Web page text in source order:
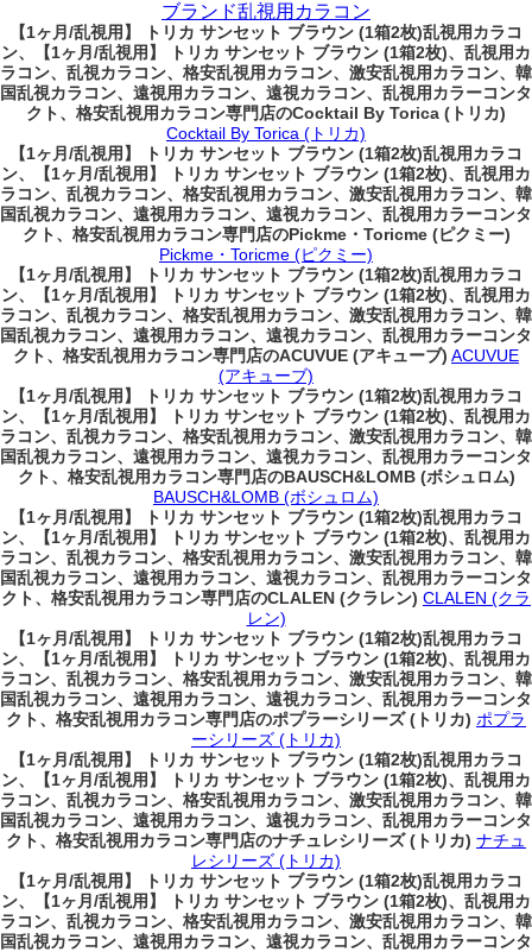
ブランド乱視用カラコン
【1ヶ月/乱視用】 トリカ サンセット ブラウン (1箱2枚)乱視用カラコ
ン、
【1ヶ月/乱視用】 トリカ サンセット ブラウン (1箱2枚)、乱視用カ
ラコン、乱視カラコン、格安乱視用カラコン、激安乱視用カラコン、韓
国乱視カラコン、遠視用カラコン、遠視カラコン、乱視用カラーコンタ
クト、格安乱視用カラコン専門店のCocktail By Torica (トリカ)
Cocktail By Torica (トリカ)
【1ヶ月/乱視用】 トリカ サンセット ブラウン (1箱2枚)乱視用カラコ
ン、
【1ヶ月/乱視用】 トリカ サンセット ブラウン (1箱2枚)、乱視用カ
ラコン、乱視カラコン、格安乱視用カラコン、激安乱視用カラコン、韓
国乱視カラコン、遠視用カラコン、遠視カラコン、乱視用カラーコンタ
クト、格安乱視用カラコン専門店のPickme・Toricme (ピクミー)
Pickme・Toricme (ピクミー)
【1ヶ月/乱視用】 トリカ サンセット ブラウン (1箱2枚)乱視用カラコ
ン、
【1ヶ月/乱視用】 トリカ サンセット ブラウン (1箱2枚)、乱視用カ
ラコン、乱視カラコン、格安乱視用カラコン、激安乱視用カラコン、韓
国乱視カラコン、遠視用カラコン、遠視カラコン、乱視用カラーコンタ
クト、格安乱視用カラコン専門店のACUVUE (アキューブ) ACUVUE
(アキューブ)
【1ヶ月/乱視用】 トリカ サンセット ブラウン (1箱2枚)乱視用カラコ
ン、
【1ヶ月/乱視用】 トリカ サンセット ブラウン (1箱2枚)、乱視用カ
ラコン、乱視カラコン、格安乱視用カラコン、激安乱視用カラコン、韓
国乱視カラコン、遠視用カラコン、遠視カラコン、乱視用カラーコンタ
クト、格安乱視用カラコン専門店のBAUSCH&LOMB (ボシュロム)
BAUSCH&LOMB (ボシュロム)
【1ヶ月/乱視用】 トリカ サンセット ブラウン (1箱2枚)乱視用カラコ
ン、
【1ヶ月/乱視用】 トリカ サンセット ブラウン (1箱2枚)、乱視用カ
ラコン、乱視カラコン、格安乱視用カラコン、激安乱視用カラコン、韓
国乱視カラコン、遠視用カラコン、遠視カラコン、乱視用カラーコンタ
クト、格安乱視用カラコン専門店のCLALEN (クラレン) CLALEN (クラ
レン)
【1ヶ月/乱視用】 トリカ サンセット ブラウン (1箱2枚)乱視用カラコ
ン、
【1ヶ月/乱視用】 トリカ サンセット ブラウン (1箱2枚)、乱視用カ
ラコン、乱視カラコン、格安乱視用カラコン、激安乱視用カラコン、韓
国乱視カラコン、遠視用カラコン、遠視カラコン、乱視用カラーコンタ
クト、格安乱視用カラコン専門店のポプラーシリーズ (トリカ) ポプラ
ーシリーズ (トリカ)
【1ヶ月/乱視用】 トリカ サンセット ブラウン (1箱2枚)乱視用カラコ
ン、
【1ヶ月/乱視用】 トリカ サンセット ブラウン (1箱2枚)、乱視用カ
ラコン、乱視カラコン、格安乱視用カラコン、激安乱視用カラコン、韓
国乱視カラコン、遠視用カラコン、遠視カラコン、乱視用カラーコンタ
クト、格安乱視用カラコン専門店のナチュレシリーズ (トリカ) ナチュ
レシリーズ (トリカ)
【1ヶ月/乱視用】 トリカ サンセット ブラウン (1箱2枚)乱視用カラコ
ン、
【1ヶ月/乱視用】 トリカ サンセット ブラウン (1箱2枚)、乱視用カ
ラコン、乱視カラコン、格安乱視用カラコン、激安乱視用カラコン、韓
国乱視カラコン、遠視用カラコン、遠視カラコン、乱視用カラーコンタ